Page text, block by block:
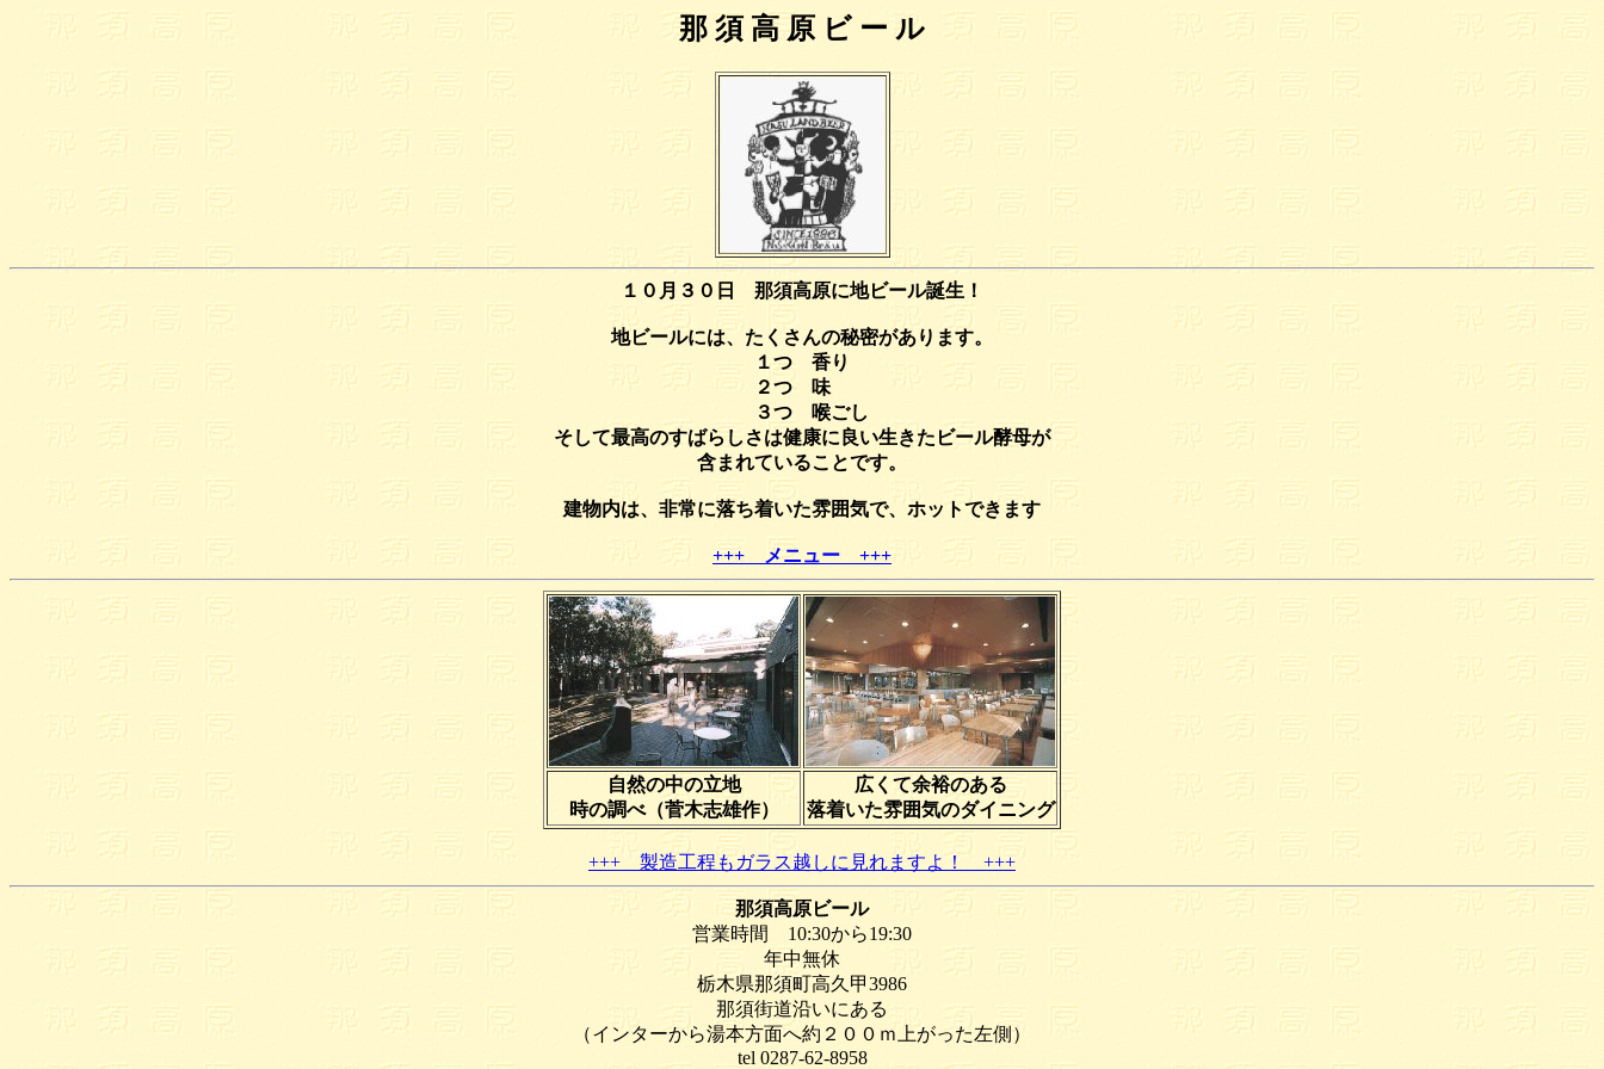
那 須 高 原 ビ ー ル
１０月３０日 那須高原に地ビール誕生！
地ビールには、たくさんの秘密があります。
１つ 香り
２つ 味
３つ 喉ごし
そして最高のすばらしさは健康に良い生きたビール酵母が
含まれていることです。
建物内は、非常に落ち着いた雰囲気で、ホットできます
+++ メニュー +++
自然の中の立地
時の調べ（菅木志雄作）
広くて余裕のある
落着いた雰囲気のダイニング
+++ 製造工程もガラス越しに見れますよ！ +++
那須高原ビール
営業時間 10:30から19:30
年中無休
栃木県那須町高久甲3986
那須街道沿いにある
（インターから湯本方面へ約２００ｍ上がった左側）
tel 0287-62-8958